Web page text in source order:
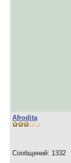
Afrodita
Сообщений: 1332